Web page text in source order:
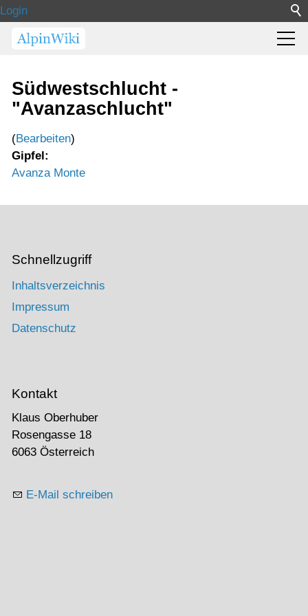
Login
Südwestschlucht -
"Avanzaschlucht"
(Bearbeiten)
Gipfel:
Avanza Monte
Schnellzugriff
Inhaltsverzeichnis
Impressum
Datenschutz
Kontakt
Klaus Oberhuber
Rosengasse 18
6063 Österreich
E-Mail schreiben